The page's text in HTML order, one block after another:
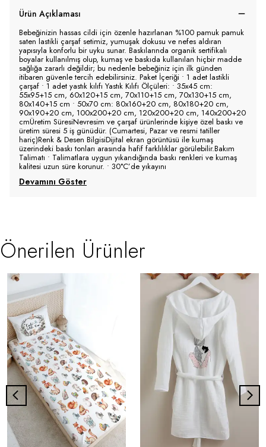
Ürün Açıklaması
Bebeğinizin hassas cildi için özenle hazırlanan %100 pamuk pamuk
saten lastikli çarşaf setimiz, yumuşak dokusu ve nefes aldıran
yapısıyla konforlu bir uyku sunar. Baskılarında organik sertifikalı
boyalar kullanılmış olup, kumaş ve baskıda kullanılan hiçbir madde
sağlığa zararlı değildir; bu nedenle bebeğiniz için ilk günden
itibaren güvenle tercih edebilirsiniz. Paket İçeriği • 1 adet lastikli
çarşaf • 1 adet yastık kılıfı Yastık Kılıfı Ölçüleri: • 35x45 cm:
55x95+15 cm, 60x120+15 cm, 70x110+15 cm, 70x130+15 cm,
80x140+15 cm • 50x70 cm: 80x160+20 cm, 80x180+20 cm,
90x190+20 cm, 100x200+20 cm, 120x200+20 cm, 140x200+20
cmÜretim SüresiNevresim ve çarşaf ürünlerinde kişiye özel baskı ve
üretim süresi 5 iş günüdür. (Cumartesi, Pazar ve resmi tatiller
hariç)Renk & Desen BilgisiDijital ekran görüntüsü ile kumaş
üzerindeki baskı tonları arasında hafif farklılıklar görülebilir.Bakım
Talimatı • Talimatlara uygun yıkandığında baskı renkleri ve kumaş
kalitesi uzun süre korunur. • 30°C’de yıkayını
Devamını Göster
Önerilen Ürünler